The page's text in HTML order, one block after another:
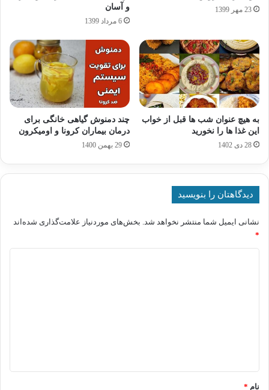
23 مهر 1399
و آسان
6 مرداد 1399
به هیچ عنوان شب ها قبل از خواب
این غذا ها را نخورید
28 دی 1402
چند دمنوش گیاهی خانگی برای
درمان بیماران کرونا و اومیکرون
29 بهمن 1400
دیدگاهتان را بنویسید
نشانی ایمیل شما منتشر نخواهد شد. بخش‌های موردنیاز علامت‌گذاری شده‌اند
*
نام *